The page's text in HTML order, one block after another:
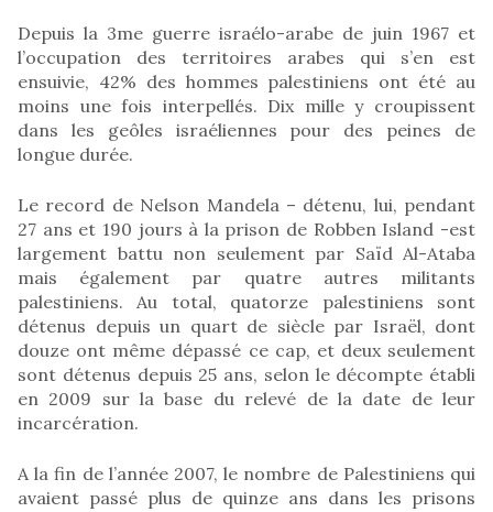
Depuis la 3me guerre israélo-arabe de juin 1967 et
l’occupation des territoires arabes qui s’en est
ensuivie, 42% des hommes palestiniens ont été au
moins une fois interpellés. Dix mille y croupissent
dans les geôles israéliennes pour des peines de
longue durée.
Le record de Nelson Mandela – détenu, lui, pendant
27 ans et 190 jours à la prison de Robben Island -est
largement battu non seulement par Saïd Al-Ataba
mais également par quatre autres militants
palestiniens. Au total, quatorze palestiniens sont
détenus depuis un quart de siècle par Israël, dont
douze ont même dépassé ce cap, et deux seulement
sont détenus depuis 25 ans, selon le décompte établi
en 2009 sur la base du relevé de la date de leur
incarcération.
A la fin de l’année 2007, le nombre de Palestiniens qui
avaient passé plus de quinze ans dans les prisons